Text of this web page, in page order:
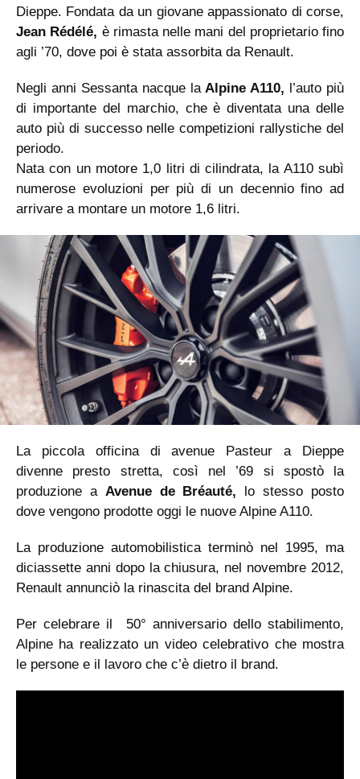
Dieppe. Fondata da un giovane appassionato di corse,
Jean Rédélé, è rimasta nelle mani del proprietario fino
agli ’70, dove poi è stata assorbita da Renault.
Negli anni Sessanta nacque la Alpine A110, l’auto più
di importante del marchio, che è diventata una delle
auto più di successo nelle competizioni rallystiche del
periodo.
Nata con un motore 1,0 litri di cilindrata, la A110 subì
numerose evoluzioni per più di un decennio fino ad
arrivare a montare un motore 1,6 litri.
La piccola officina di avenue Pasteur a Dieppe
divenne presto stretta, così nel ’69 si spostò la
produzione a Avenue de Bréauté, lo stesso posto
dove vengono prodotte oggi le nuove Alpine A110.
La produzione automobilistica terminò nel 1995, ma
diciassette anni dopo la chiusura, nel novembre 2012,
Renault annunciò la rinascita del brand Alpine.
Per celebrare il 50° anniversario dello stabilimento,
Alpine ha realizzato un video celebrativo che mostra
le persone e il lavoro che c’è dietro il brand.